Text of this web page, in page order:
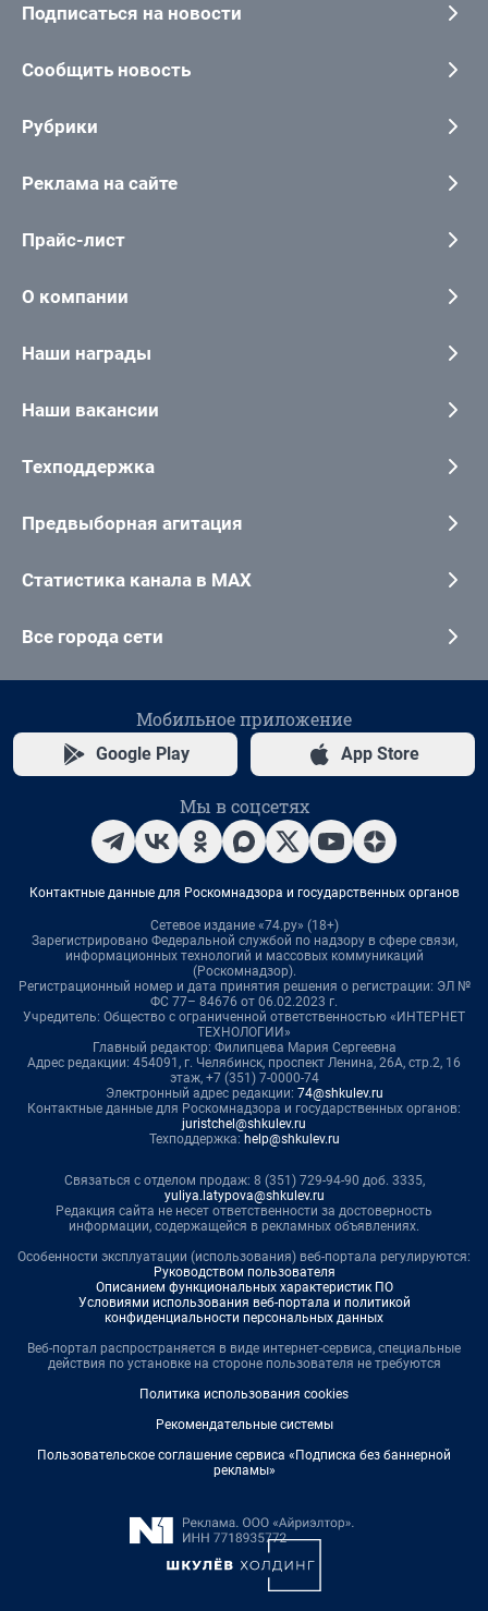
Подписаться на новости
Сообщить новость
Рубрики
Реклама на сайте
Прайс-лист
О компании
Наши награды
Наши вакансии
Техподдержка
Предвыборная агитация
Статистика канала в MAX
Все города сети
Мобильное приложение
Google Play App Store
Мы в соцсетях
Контактные данные для Роскомнадзора и государственных органов
Сетевое издание «74.ру» (18+)
Зарегистрировано Федеральной службой по надзору в сфере связи,
информационных технологий и массовых коммуникаций
(Роскомнадзор).
Регистрационный номер и дата принятия решения о регистрации: ЭЛ №
ФС 77– 84676 от 06.02.2023 г.
Учредитель: Общество с ограниченной ответственностью «ИНТЕРНЕТ
ТЕХНОЛОГИИ»
Главный редактор: Филипцева Мария Сергеевна
Адрес редакции: 454091, г. Челябинск, проспект Ленина, 26А, стр.2, 16
этаж, +7 (351) 7-0000-74
Электронный адрес редакции: 74@shkulev.ru
Контактные данные для Роскомнадзора и государственных органов:
juristchel@shkulev.ru
Техподдержка: help@shkulev.ru
Связаться с отделом продаж: 8 (351) 729-94-90 доб. 3335,
yuliya.latypova@shkulev.ru
Редакция сайта не несет ответственности за достоверность
информации, содержащейся в рекламных объявлениях.
Особенности эксплуатации (использования) веб-портала регулируются:
Руководством пользователя
Описанием функциональных характеристик ПО
Условиями использования веб-портала и политикой
конфиденциальности персональных данных
Веб-портал распространяется в виде интернет-сервиса, специальные
действия по установке на стороне пользователя не требуются
Политика использования cookies
Рекомендательные системы
Пользовательское соглашение сервиса «Подписка без баннерной
рекламы»